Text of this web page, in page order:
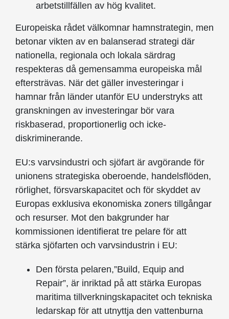
arbetstillfällen av hög kvalitet.
Europeiska rådet välkomnar hamnstrategin, men
betonar vikten av en balanserad strategi där
nationella, regionala och lokala särdrag
respekteras då gemensamma europeiska mål
eftersträvas. När det gäller investeringar i
hamnar från länder utanför EU understryks att
granskningen av investeringar bör vara
riskbaserad, proportionerlig och icke-
diskriminerande.
EU:s varvsindustri och sjöfart är avgörande för
unionens strategiska oberoende, handelsflöden,
rörlighet, försvarskapacitet och för skyddet av
Europas exklusiva ekonomiska zoners tillgångar
och resurser. Mot den bakgrunder har
kommissionen identifierat tre pelare för att
stärka sjöfarten och varvsindustrin i EU:
Den första pelaren,”Build, Equip and
Repair”, är inriktad på att stärka Europas
maritima tillverkningskapacitet och tekniska
ledarskap för att utnyttja den vattenburna